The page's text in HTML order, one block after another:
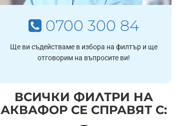
0700 300 84
Ще ви съдействаме в избора на филтър и ще
отговорим на въпросите ви!
ВСИЧКИ ФИЛТРИ НА
АКВАФОР СЕ СПРАВЯТ С: